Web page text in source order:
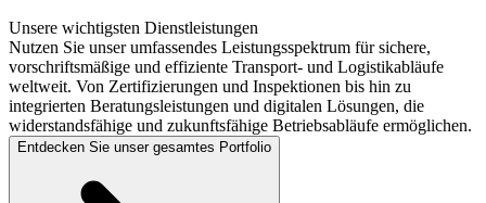
Unsere wichtigsten Dienstleistungen
Nutzen Sie unser umfassendes Leistungsspektrum für sichere,
vorschriftsmäßige und effiziente Transport- und Logistikabläufe
weltweit. Von Zertifizierungen und Inspektionen bis hin zu
integrierten Beratungsleistungen und digitalen Lösungen, die
widerstandsfähige und zukunftsfähige Betriebsabläufe ermöglichen.
Entdecken Sie unser gesamtes Portfolio